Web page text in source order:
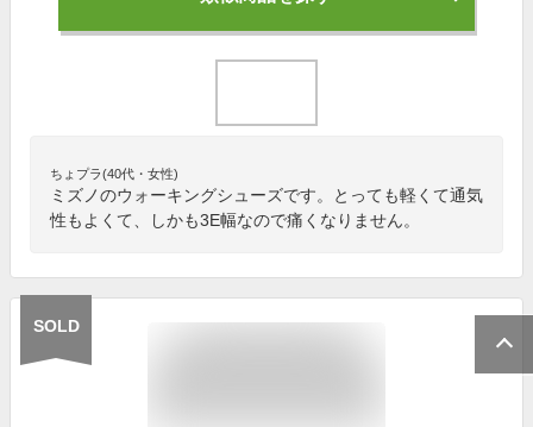
ちょプラ(40代・女性)
ミズノのウォーキングシューズです。とっても軽くて通気
性もよくて、しかも3E幅なので痛くなりません。
SOLD